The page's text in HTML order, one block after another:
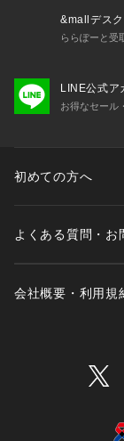
&mallデスク
ららぽーと受
LINE公式ア
お得なセール
初めての方へ
よくある質問・お
会社概要・利用規